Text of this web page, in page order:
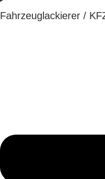
Fahrzeuglackierer /